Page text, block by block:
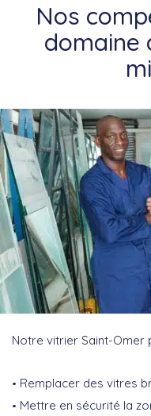
Nos
domaine
Notre vitrier Saint-Omer
Remplacer des vitres
Mettre en sécurité la